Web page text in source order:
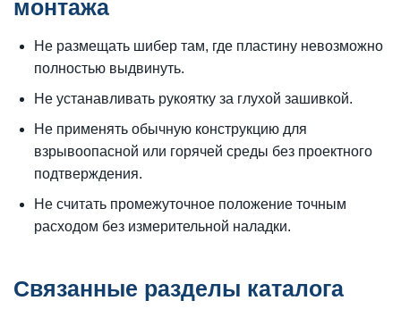
монтажа
Не размещать шибер там, где пластину невозможно
полностью выдвинуть.
Не устанавливать рукоятку за глухой зашивкой.
Не применять обычную конструкцию для
взрывоопасной или горячей среды без проектного
подтверждения.
Не считать промежуточное положение точным
расходом без измерительной наладки.
Связанные разделы каталога